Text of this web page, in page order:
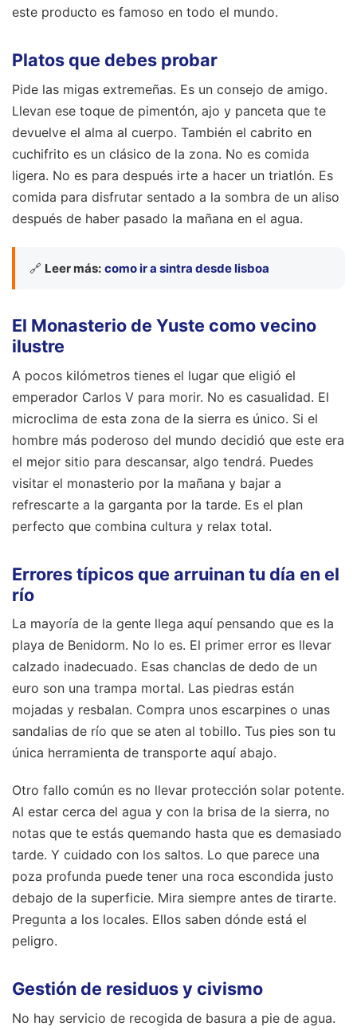
este producto es famoso en todo el mundo.
Platos que debes probar
Pide las migas extremeñas. Es un consejo de amigo.
Llevan ese toque de pimentón, ajo y panceta que te
devuelve el alma al cuerpo. También el cabrito en
cuchifrito es un clásico de la zona. No es comida
ligera. No es para después irte a hacer un triatlón. Es
comida para disfrutar sentado a la sombra de un aliso
después de haber pasado la mañana en el agua.
🔗 Leer más: como ir a sintra desde lisboa
El Monasterio de Yuste como vecino
ilustre
A pocos kilómetros tienes el lugar que eligió el
emperador Carlos V para morir. No es casualidad. El
microclima de esta zona de la sierra es único. Si el
hombre más poderoso del mundo decidió que este era
el mejor sitio para descansar, algo tendrá. Puedes
visitar el monasterio por la mañana y bajar a
refrescarte a la garganta por la tarde. Es el plan
perfecto que combina cultura y relax total.
Errores típicos que arruinan tu día en el
río
La mayoría de la gente llega aquí pensando que es la
playa de Benidorm. No lo es. El primer error es llevar
calzado inadecuado. Esas chanclas de dedo de un
euro son una trampa mortal. Las piedras están
mojadas y resbalan. Compra unos escarpines o unas
sandalias de río que se aten al tobillo. Tus pies son tu
única herramienta de transporte aquí abajo.
Otro fallo común es no llevar protección solar potente.
Al estar cerca del agua y con la brisa de la sierra, no
notas que te estás quemando hasta que es demasiado
tarde. Y cuidado con los saltos. Lo que parece una
poza profunda puede tener una roca escondida justo
debajo de la superficie. Mira siempre antes de tirarte.
Pregunta a los locales. Ellos saben dónde está el
peligro.
Gestión de residuos y civismo
No hay servicio de recogida de basura a pie de agua.